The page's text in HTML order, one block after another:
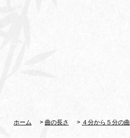
ホーム > 曲の長さ > ４分から５分の曲